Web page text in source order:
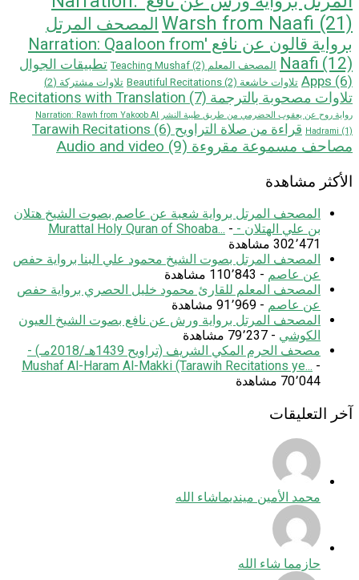
Warsh from Naafi (21)
المصحف المرتل
بروایة قالون عن نافع 'Narration: Qaaloon from
Naafi (12) المصحف المعلم Teaching Mushaf (2)
تطبيقات الجوال
Apps (6) تلاوات خاشعة Beautiful Recitations (2) تلاوات مشتركة (2)
تلاوات مصحوبة بالترجمة Recitations with Translation (7)
رواية روح عن يعقوب الحضرمي من طريق طيبة النشر Narration: Rawh from Yakoob Al
Hadrami (1) قراءة من صلاة التراويح Tarawih Recitations (6)
مصاحف مسموعة مقروءة Audio and video (9)
الأكثر مشاهدة
المصحف المرتل برواية شعبة عن عاصم بصوت الشيخ هتلان
بن علي الهتلان - Murattal Holy Quran of Shoaba... -
302٬471 مشاهدة
المصحف المرتل بصوت الشيخ محمود علي البنا برواية حفص
عن عاصم - 110٬843 مشاهدة
المصحف المعلم للقارئ محمود خليل الحصري برواية حفص
عن عاصم - 91٬969 مشاهدة
المصحف المرتل برواية ورش عن نافع بصوت الشيخ العيون
الكوشي - 79٬237 مشاهدة
مصحف الحرم المكي الشريف (تراويح 1439هـ/2018مـ) -
Mushaf Al-Haram Al-Makki (Tarawih Recitations ye... -
70٬044 مشاهدة
آخر التعليقات
محمد الأمين مينديماشاء الله
حازمما شاء الله